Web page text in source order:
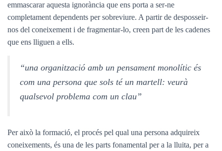
emmascarar aquesta ignorància que ens porta a ser-ne
completament dependents per sobreviure. A partir de desposseir-
nos del coneixement i de fragmentar-lo, creen part de les cadenes
que ens lliguen a ells.
“una organització amb un pensament monolític és
com una persona que sols té un martell: veurà
qualsevol problema com un clau”
Per això la formació, el procés pel qual una persona adquireix
coneixements, és una de les parts fonamental per a la lluita, per a